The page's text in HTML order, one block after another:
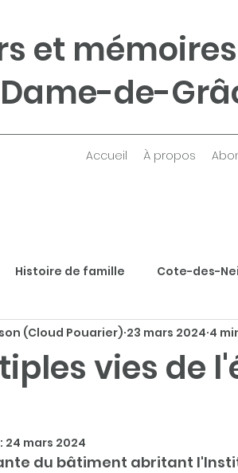
et
de-
Accueil À propos
Histoire de famille Cote-des-
vies de
(Cloud Pouarier) 23 mars 2024 4
24 mars 2024
du bâtiment abritant